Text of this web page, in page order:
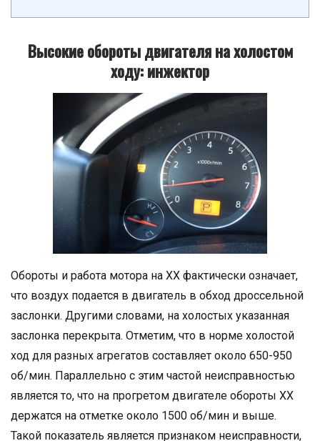
Высокие обороты двигателя на холостом
ходу: инжектор
Обороты и работа мотора на ХХ фактически означает,
что воздух подается в двигатель в обход дроссельной
заслонки. Другими словами, на холостых указанная
заслонка перекрыта. Отметим, что в норме холостой
ход для разных агрегатов составляет около 650-950
об/мин. Параллельно с этим частой неисправностью
является то, что на прогретом двигателе обороты ХХ
держатся на отметке около 1500 об/мин и выше.
Такой показатель является признаком неисправности,